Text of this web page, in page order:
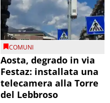
COMUNI
Aosta, degrado in via
Festaz: installata una
telecamera alla Torre
del Lebbroso